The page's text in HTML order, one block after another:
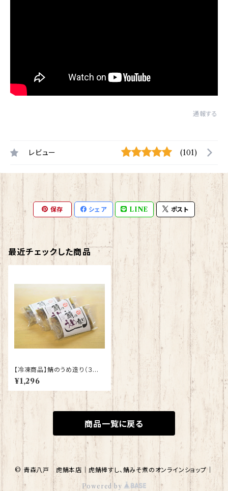
通報する
レビュー (101)
保存 シェア LINE ポスト
最近チェックした商品
【冷凍商品】鯖のうめ造り（３袋
セット）
¥1,296
商品一覧に戻る
© 青森八戸 虎鯖本店｜虎鯖棒すし、鯖みそ煮のオンラインショップ｜
Powered by